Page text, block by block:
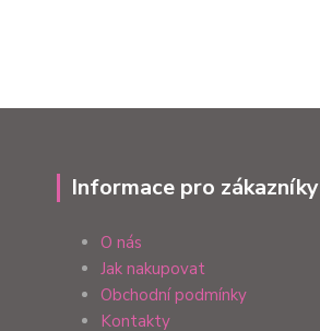
Informace pro zákazníky
O nás
Jak nakupovat
Obchodní podmínky
Kontakty